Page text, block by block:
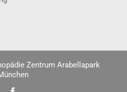
Zentrum Arabellapark